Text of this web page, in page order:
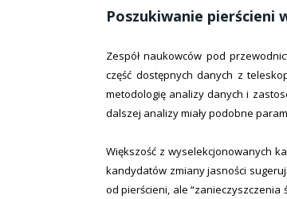
Poszukiwanie pierścieni
Zespół naukowców pod
część dostępnych danych z
metodologię analizy danych i
dalszej analizy miały podobne
Większość z wyselekcjonowanych
kandydatów zmiany jasności
od pierścieni, ale “zanieczyszczenia